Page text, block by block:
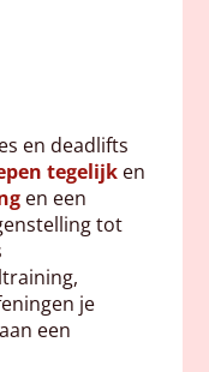
en deadlifts
tegelijk en
en een
tot
je
een